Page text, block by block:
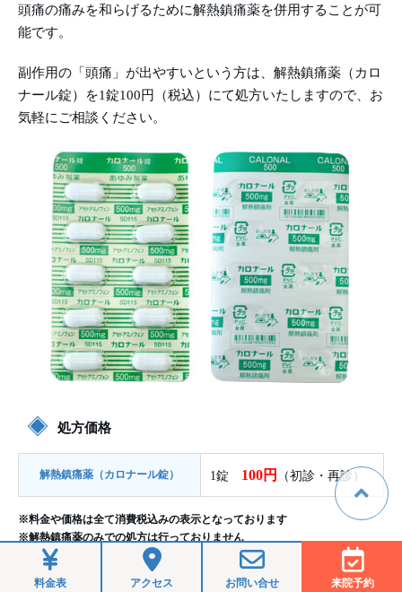
頭痛の痛みを和らげるために解熱鎮痛薬を併用することが可
能です。
副作用の「頭痛」が出やすいという方は、解熱鎮痛薬（カロ
ナール錠）を1錠100円（税込）にて処方いたしますので、お
気軽にご相談ください。
処方価格
解熱鎮痛薬（カロナール錠） 1錠 100円 （初診・再診）
※料金や価格は全て消費税込みの表示となっております
※解熱鎮痛薬のみでの処方は行っておりません
料金表 アクセス お問い合せ 来院予約